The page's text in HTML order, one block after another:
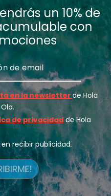
un 10% de
con
en la newsletterde Hola
Ola.
de privacidadde Hola
recibir publicidad.